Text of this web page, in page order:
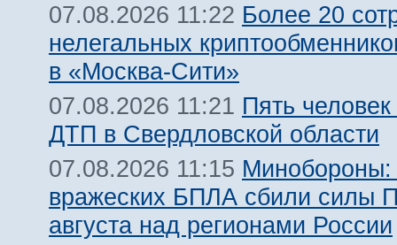
07.08.2026 11:22 Более 20
нелегальных
в «Москва-Сити»
07.08.2026 11:21 Пять
ДТП в Свердловской области
07.08.2026 11:15 Минобороны:
вражеских БПЛА сбили силы
августа над регионами России